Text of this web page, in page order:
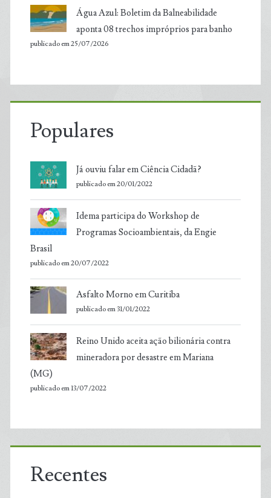
Água Azul: Boletim da Balneabilidade
aponta 08 trechos impróprios para banho
publicado em 25/07/2026
Populares
Já ouviu falar em Ciência Cidadã?
publicado em 20/01/2022
Idema participa do Workshop de
Programas Socioambientais, da Engie
Brasil
publicado em 20/07/2022
Asfalto Morno em Curitiba
publicado em 31/01/2022
Reino Unido aceita ação bilionária contra
mineradora por desastre em Mariana
(MG)
publicado em 13/07/2022
Recentes